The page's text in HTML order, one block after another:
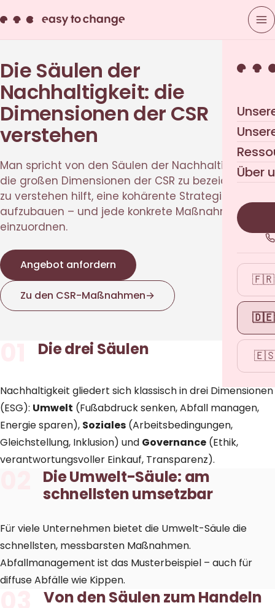
Über
🇫🇷
🇩🇪
Die Säulen der
Nachhaltigkeit: die
Dimensionen der CSR
verstehen
Man spricht von den Säulen der Nachhaltigkeit, um
die großen Dimensionen der CSR zu bezeichnen. Sie
zu verstehen hilft, eine kohärente Strategie
aufzubauen – und jede konkrete Maßnahme
einzuordnen.
Angebot anfordern
Zu den CSR-Maßnahmen→
Die drei Säulen
Nachhaltigkeit gliedert sich klassisch in drei Dimensionen
(ESG): Umwelt (Fußabdruck senken, Abfall managen,
Energie sparen), Soziales (Arbeitsbedingungen,
Gleichstellung, Inklusion) und Governance (Ethik,
verantwortungsvoller Einkauf, Transparenz).
Die Umwelt-Säule: am
schnellsten umsetzbar
Für viele Unternehmen bietet die Umwelt-Säule die
schnellsten, messbarsten Maßnahmen.
Abfallmanagement ist das Musterbeispiel – auch für
diffuse Abfälle wie Kippen.
Von den Säulen zum Handeln